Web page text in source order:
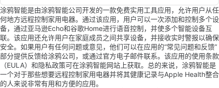
涂鸦智能是由涂鸦智能公司开发的一款免费实用工具应用，允许用户从任
何地方远程控制家用电器。通过该应用，用户可以一次添加和控制多个设
备，通过亚马逊Echo和谷歌Home进行语音控制，并使多个智能设备互
联。该应用还允许用户在家庭成员之间共享设备，并接收实时警报以确保
安全。如果用户有任何问题或意见，他们可以在应用的“常见问题和反馈”
部分提供反馈给涂鸦公司，或通过官方电子邮件联系。该应用的使用条款
（EULA）和隐私政策可在涂鸦智能网站上获取。总的来说，涂鸦智能是
一个对于那些想要远程控制家用电器并将其健康记录与Apple Health整合
的人来说非常有用和方便的应用。